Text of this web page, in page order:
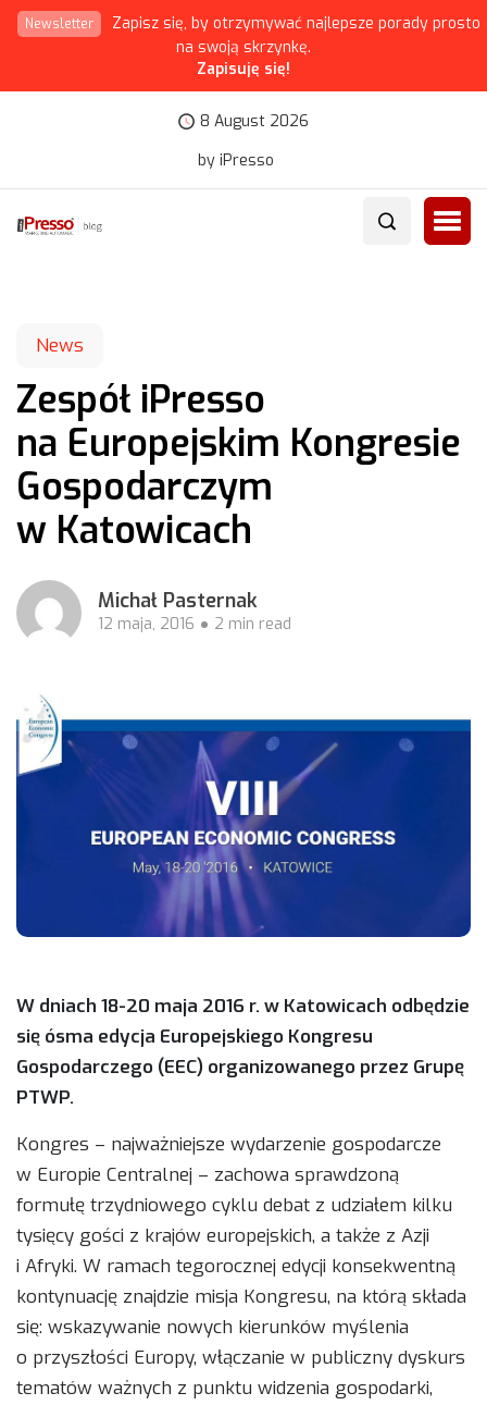
Newsletter
Zapisz się, by otrzymywać najlepsze porady prosto
na swoją skrzynkę.
Zapisuję się!
8 August 2026
by iPresso
News
Zespół iPresso
na Europejskim Kongresie
Gospodarczym
w Katowicach
Michał Pasternak
12 maja, 2016 2 min read
W dniach 18-20 maja 2016 r. w Katowicach odbędzie
się ósma edycja Europejskiego Kongresu
Gospodarczego (EEC) organizowanego przez Grupę
PTWP.
Kongres – najważniejsze wydarzenie gospodarcze
w Europie Centralnej – zachowa sprawdzoną
formułę trzydniowego cyklu debat z udziałem kilku
tysięcy gości z krajów europejskich, a także z Azji
i Afryki. W ramach tegorocznej edycji konsekwentną
kontynuację znajdzie misja Kongresu, na którą składa
się: wskazywanie nowych kierunków myślenia
o przyszłości Europy, włączanie w publiczny dyskurs
tematów ważnych z punktu widzenia gospodarki,